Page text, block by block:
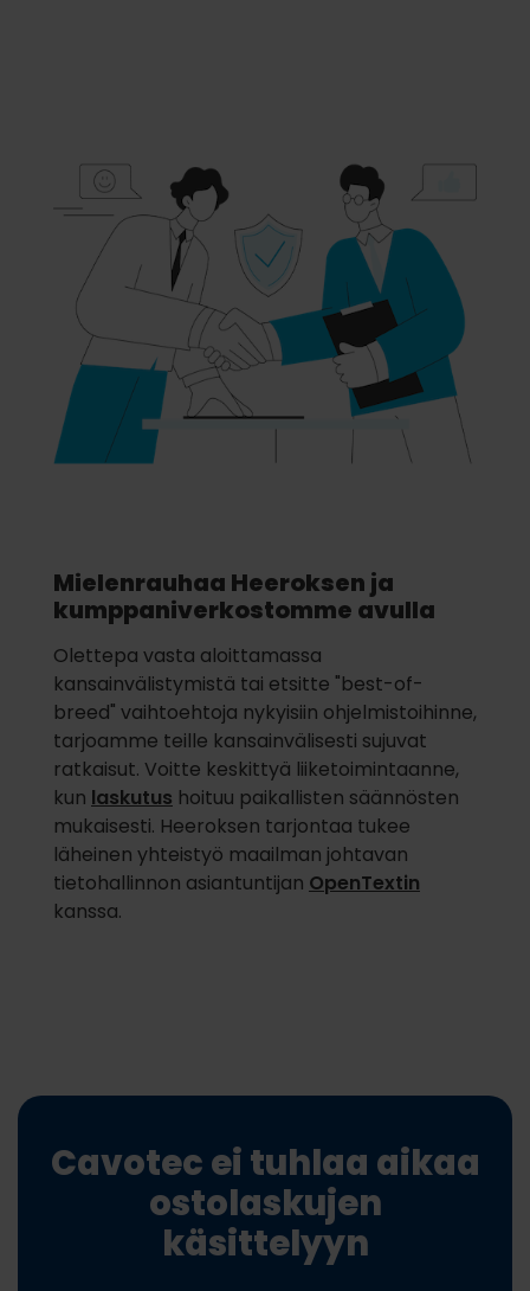
Mielenrauhaa Heeroksen ja
kumppaniverkostomme avulla
Olettepa vasta aloittamassa
kansainvälistymistä tai etsitte "best-of-
breed" vaihtoehtoja nykyisiin ohjelmistoihinne,
tarjoamme teille kansainvälisesti sujuvat
ratkaisut. Voitte keskittyä liiketoimintaanne,
kun laskutus hoituu paikallisten säännösten
mukaisesti. Heeroksen tarjontaa tukee
läheinen yhteistyö maailman johtavan
tietohallinnon asiantuntijan OpenTextin
kanssa.
Cavotec ei tuhlaa aikaa
ostolaskujen
käsittelyyn